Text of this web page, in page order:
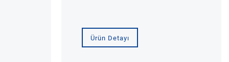
Ürün Detayı